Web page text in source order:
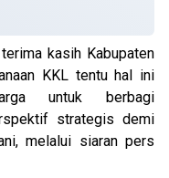
kasih Kabupaten
KKL tentu hal ini
untuk berbagi
strategis demi
melalui siaran pers